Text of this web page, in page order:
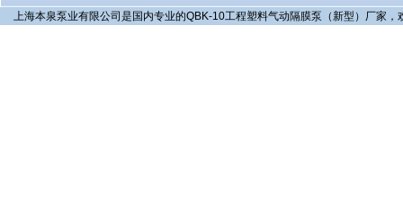
上海本泉泵业有限公司是国内专业的QBK-10工程塑料气动隔膜泵（新型）厂家，